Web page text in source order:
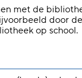
met de
door
op school.